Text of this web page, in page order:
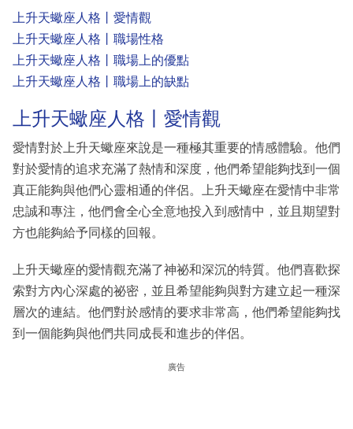
上升天蠍座人格丨愛情觀
上升天蠍座人格丨職場性格
上升天蠍座人格丨職場上的優點
上升天蠍座人格丨職場上的缺點
上升天蠍座人格丨愛情觀
愛情對於上升天蠍座來說是一種極其重要的情感體驗。他們
對於愛情的追求充滿了熱情和深度，他們希望能夠找到一個
真正能夠與他們心靈相通的伴侶。上升天蠍座在愛情中非常
忠誠和專注，他們會全心全意地投入到感情中，並且期望對
方也能夠給予同樣的回報。
上升天蠍座的愛情觀充滿了神祕和深沉的特質。他們喜歡探
索對方內心深處的祕密，並且希望能夠與對方建立起一種深
層次的連結。他們對於感情的要求非常高，他們希望能夠找
到一個能夠與他們共同成長和進步的伴侶。
廣告